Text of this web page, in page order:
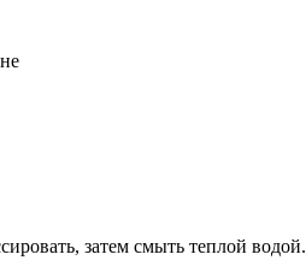
затем смыть теплой водой.